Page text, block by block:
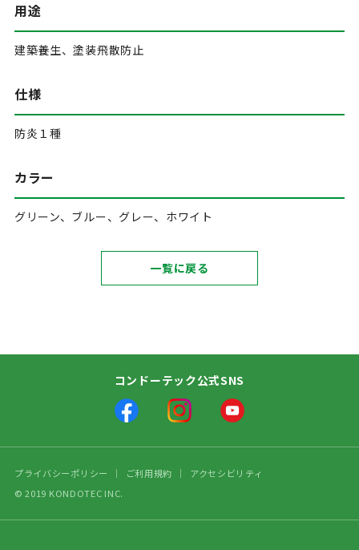
用途
建築養生、塗装飛散防止
仕様
防炎１種
カラー
グリーン、ブルー、グレー、ホワイト
一覧に戻る
コンドーテック公式SNS
プライバシーポリシー ご利用規約
アクセシビリティ
© 2019 KONDOTEC INC.